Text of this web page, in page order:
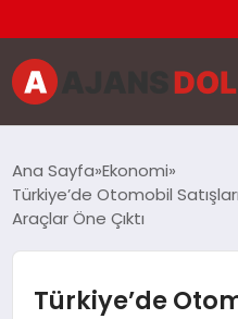
EĞITIM
Ana Sayfa Ekonomi
Türkiye’de Otomobil
Araçlar Öne Çıktı
Türkiye’de